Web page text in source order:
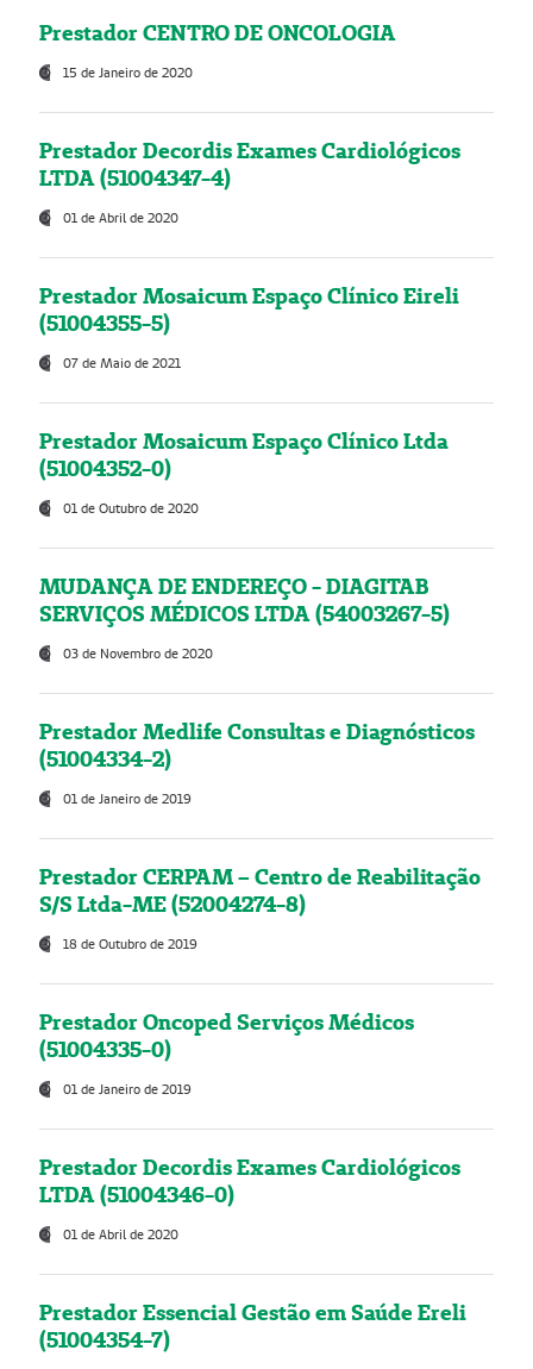
Prestador CENTRO DE ONCOLOGIA
15 de Janeiro de 2020
Prestador Decordis Exames Cardiológicos
LTDA (51004347-4)
01 de Abril de 2020
Prestador Mosaicum Espaço Clínico Eireli
(51004355-5)
07 de Maio de 2021
Prestador Mosaicum Espaço Clínico Ltda
(51004352-0)
01 de Outubro de 2020
MUDANÇA DE ENDEREÇO - DIAGITAB
SERVIÇOS MÉDICOS LTDA (54003267-5)
03 de Novembro de 2020
Prestador Medlife Consultas e Diagnósticos
(51004334-2)
01 de Janeiro de 2019
Prestador CERPAM – Centro de Reabilitação
S/S Ltda-ME (52004274-8)
18 de Outubro de 2019
Prestador Oncoped Serviços Médicos
(51004335-0)
01 de Janeiro de 2019
Prestador Decordis Exames Cardiológicos
LTDA (51004346-0)
01 de Abril de 2020
Prestador Essencial Gestão em Saúde Ereli
(51004354-7)